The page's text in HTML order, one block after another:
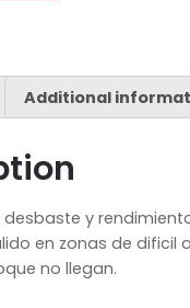
Additional
y
en zonas de dificil
no llegan.